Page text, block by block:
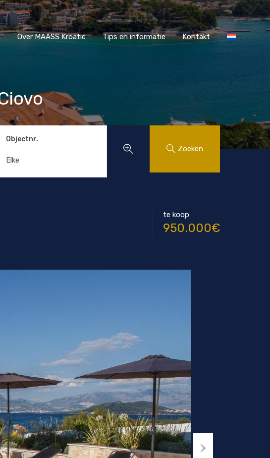
Over MAASS Kroatië Tips en informatie Kontakt
Over MAASS Kroatië Tips en informatie Kontakt
Objectnr.
Zoeken
te koop
950.000€